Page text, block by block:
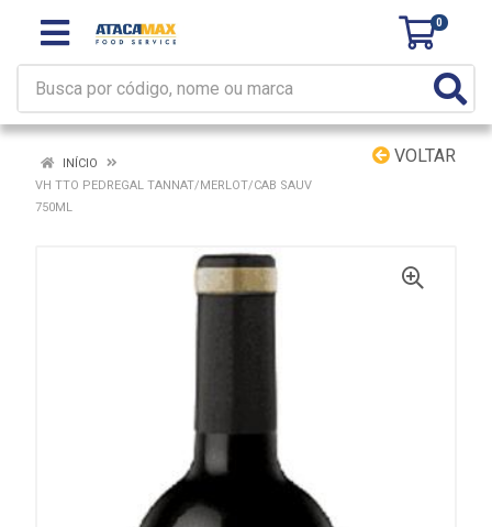
0
VOLTAR
INÍCIO
VH TTO PEDREGAL TANNAT/MERLOT/CAB SAUV
750ML